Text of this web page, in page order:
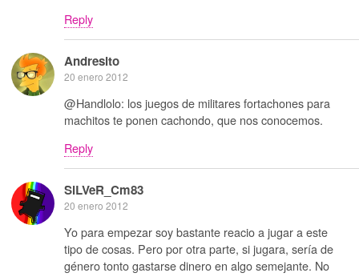
Reply
Andresito
20 enero 2012
@Handlolo: los juegos de militares fortachones para
machitos te ponen cachondo, que nos conocemos.
Reply
SiLVeR_Cm83
20 enero 2012
Yo para empezar soy bastante reacio a jugar a este
tipo de cosas. Pero por otra parte, si jugara, sería de
género tonto gastarse dinero en algo semejante. No